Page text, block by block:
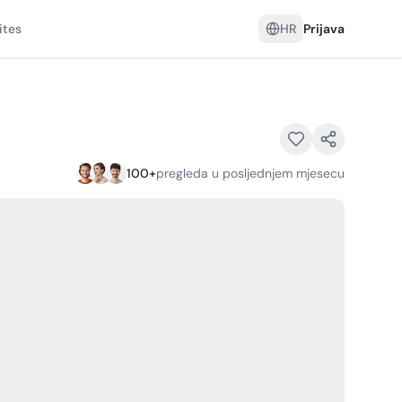
HR Prijava
100+pregleda u posljednjem mjesecu